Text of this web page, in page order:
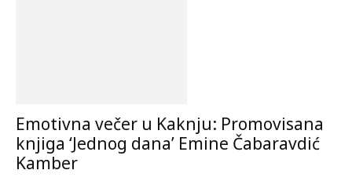
Emotivna večer u Kaknju: Promovisana
knjiga ‘Jednog dana’ Emine Čabaravdić
Kamber